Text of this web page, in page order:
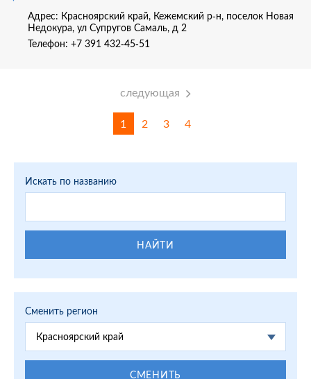
Адрес: Красноярский край, Кежемский р-н, поселок Новая
Недокура, ул Супругов Самаль, д 2
Телефон: +7 391 432-45-51
следующая
1 2 3 4
Искать по названию
НАЙТИ
Сменить регион
Красноярский край
СМЕНИТЬ